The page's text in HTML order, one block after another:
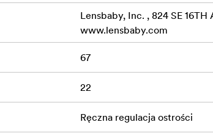
mm
1:5
APS-C
Lensbaby, Inc. , 824 SE 16TH
www.lensbaby.com
67
22
Ręczna regulacja ostrości